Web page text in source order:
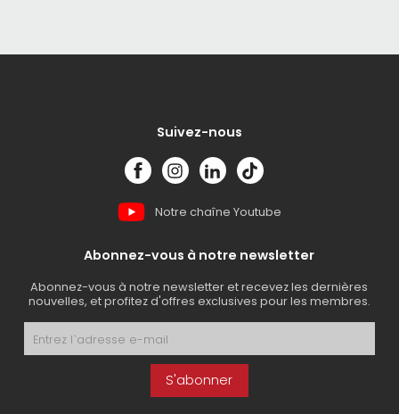
Suivez-nous
Notre chaîne Youtube
Abonnez-vous à notre newsletter
Abonnez-vous à notre newsletter et recevez les dernières
nouvelles, et profitez d'offres exclusives pour les membres.
S'abonner